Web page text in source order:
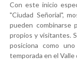
Con este inicio
"Ciudad Señorial",
pueden combinarse
propios y visitantes.
posiciona como
temporada en el Valle